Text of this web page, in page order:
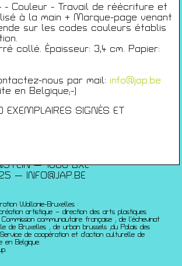
- Couleur - Travail de réécriture et
à la main + Marque-page venant
sur les codes couleurs établis
collé. Épaisseur: 3,4 cm. Papier:
nous par mail: info@jap.be
en Belgique;-)
SIGNÉS ET
PLASTIQUES
— 1000 BXL
—
INFO@JAP.BE
Wallonie-Bruxelles :
artistique – direction des arts plastiques
communautaire française ; de l’échevinat
de Bruxelles ; de urban brussels ;du Palais des
de coopération et d’action culturelle de
en Belgique.